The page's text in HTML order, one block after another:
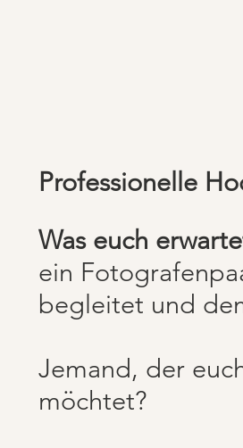
Professionelle
Was euch
ein
begleitet und
Jemand, der
möchtet?